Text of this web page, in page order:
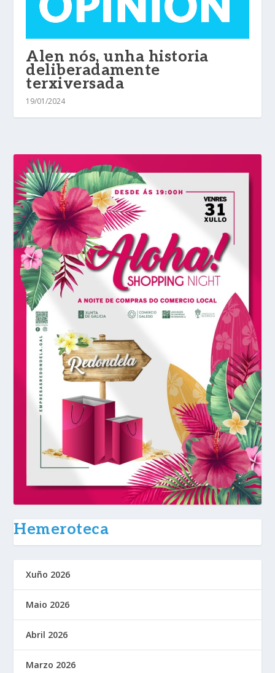
Alen nós, unha historia
deliberadamente
terxiversada
19/01/2024
Hemeroteca
Xuño 2026
Maio 2026
Abril 2026
Marzo 2026